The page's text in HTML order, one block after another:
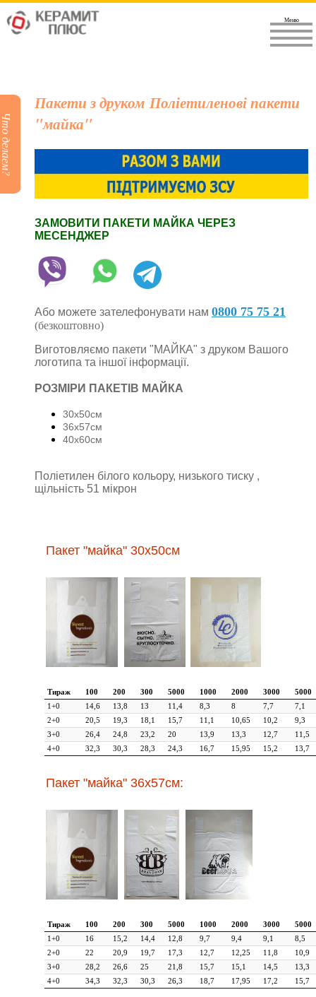
Меню
Что делаем?
Пакети з друком Поліетиленові пакети
"майка"
ЗАМОВИТИ ПАКЕТИ МАЙКА ЧЕРЕЗ
МЕСЕНДЖЕР
Або можете зателефонувати нам 0800 75 75 21
(безкоштовно)
Виготовляємо пакети "МАЙКА" з друком Вашого
логотипа та іншої інформації.
РОЗМІРИ ПАКЕТІВ МАЙКА
30х50см
36х57см
40х60см
Поліетилен білого кольору, низького тиску ,
щільність 51 мікрон
Пакет "майка" 30х50см
Тираж 100 200 300 5000 1000 2000 3000
5000
1+0
14,6 13,8 13 11,4 8,3 8 7,7
7,1
2+0
20,5 19,3 18,1 15,7 11,1 10,65 10,2
9,3
3+0
26,4 24,8 23,2 20 13,9 13,3 12,7
11,5
4+0
32,3 30,3 28,3 24,3 16,7 15,95 15,2 13,7
Пакет "майка" 36х57см:
Тираж 100 200 300 5000 1000 2000 3000
5000
1+0
16 15,2 14,4 12,8 9,7 9,4 9,1
8,5
2+0
22 20,9 19,7 17,3 12,7 12,25 11,8
10,9
3+0
28,2 26,6 25 21,8 15,7 15,1 14,5
13,3
4+0
34,3 32,3 30,3 26,3 18,7 17,95 17,2 15,7